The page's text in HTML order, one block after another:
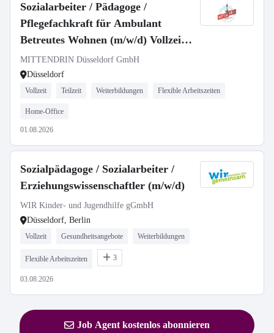
Sozialarbeiter / Pädagoge /
Pflegefachkraft für Ambulant
Betreutes Wohnen (m/w/d) Vollzeit /
Teilzeit
MITTENDRIN Düsseldorf GmbH
Düsseldorf
Vollzeit Teilzeit Weiterbildungen Flexible Arbeitszeiten
Home-Office
01.08.2026
Sozialpädagoge / Sozialarbeiter /
Erziehungswissenschaftler (m/w/d)
WIR Kinder- und Jugendhilfe gGmbH
Düsseldorf, Berlin
Vollzeit Gesundheitsangebote Weiterbildungen
Flexible Arbeitszeiten 3
03.08.2026
Job Agent kostenlos abonnieren